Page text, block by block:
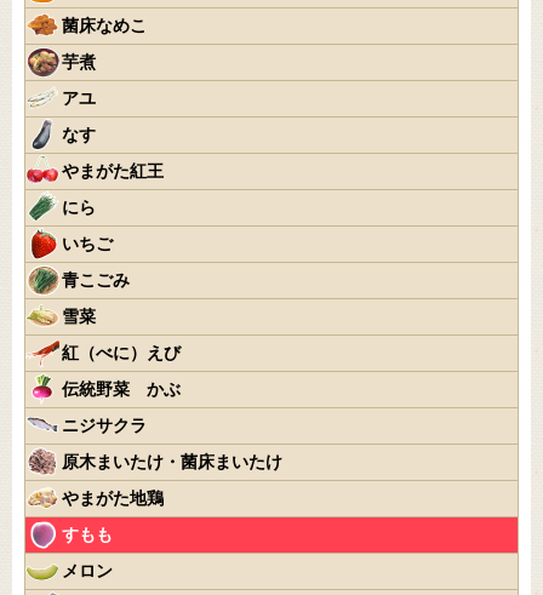
菌床なめこ
芋煮
アユ
なす
やまがた紅王
にら
いちご
青こごみ
雪菜
紅（べに）えび
伝統野菜 かぶ
ニジサクラ
原木まいたけ・菌床まいたけ
やまがた地鶏
すもも
メロン